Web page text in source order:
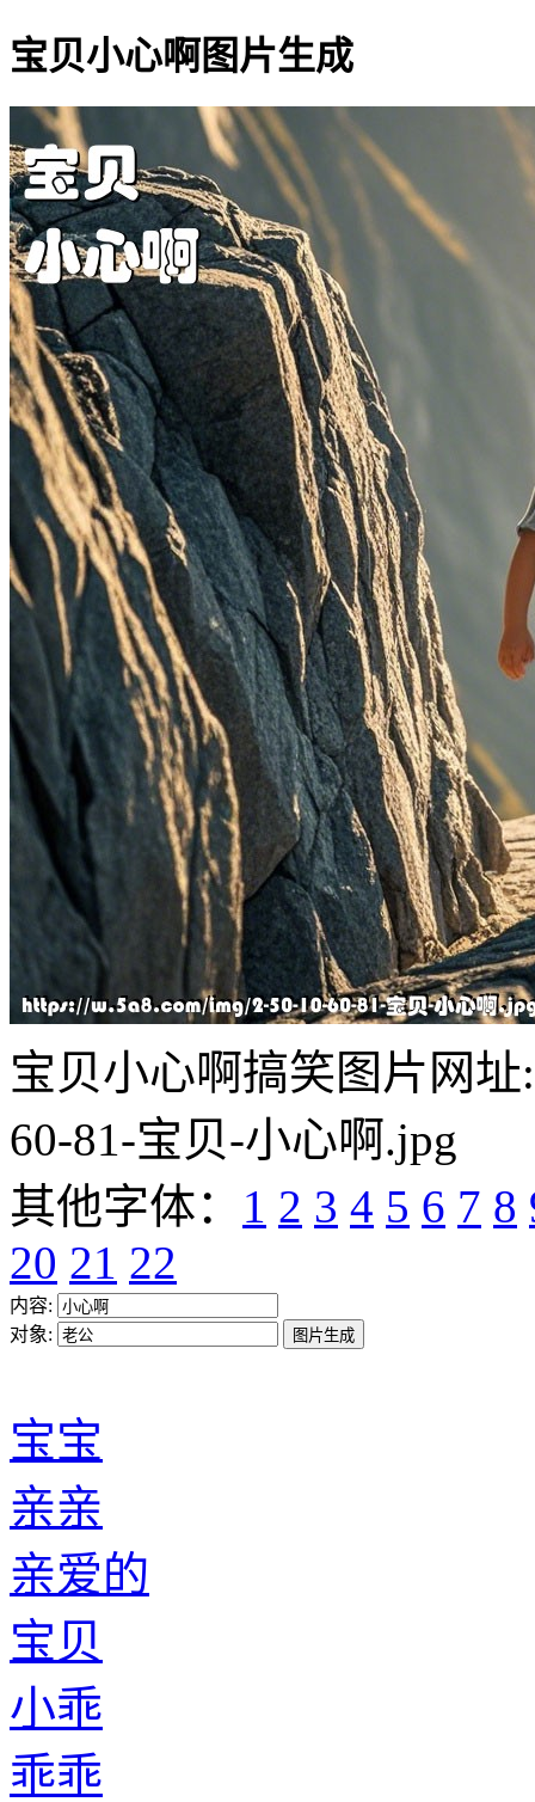
宝贝小心啊图片生成
宝贝小心啊搞笑图片网址
60-81-宝贝-小心啊.jpg
其他字体： 1 2 3 4 5 6 7 8
20 21 22
内容:
对象:
宝宝
亲亲
亲爱的
宝贝
小乖
乖乖